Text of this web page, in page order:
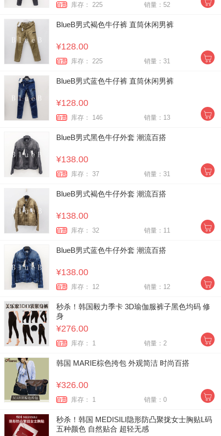
自营 库存： 225 销量：52
BlueB男式褐色牛仔裤 直筒休闲男裤
¥128.00
自营 库存： 225 销量：31
BlueB男式蓝色牛仔裤 直筒休闲男裤
¥128.00
自营 库存： 146 销量：13
BlueB男式黑色牛仔外套 潮流百搭
¥138.00
自营 库存： 37 销量：31
BlueB男式褐色牛仔外套 潮流百搭
¥138.00
自营 库存： 32 销量：11
BlueB男式蓝色牛仔外套 潮流百搭
¥138.00
自营 库存： 12 销量：12
秒杀！韩国毅力季卡 3D瑜伽服裤子黑色均码 修
身
¥276.00
自营 库存： 1 销量：2
韩国 MARIE棕色挎包 外观简洁 时尚百搭
¥326.00
自营 库存： 1 销量：0
秒杀！韩国 MEDISILI隐形防凸聚拢女士胸贴L码
五种颜色 自然贴合 超轻无感